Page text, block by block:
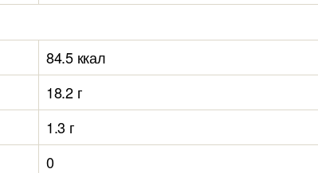
84.5 ккал
18.2 г
1.3 г
0